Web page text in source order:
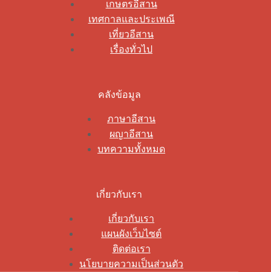
เกษตรอีสาน
เทศกาลและประเพณี
เที่ยวอีสาน
เรื่องทั่วไป
คลังข้อมูล
ภาษาอีสาน
ผญาอีสาน
บทความทั้งหมด
เกี่ยวกับเรา
เกี่ยวกับเรา
แผนผังเว็บไซต์
ติดต่อเรา
นโยบายความเป็นส่วนตัว